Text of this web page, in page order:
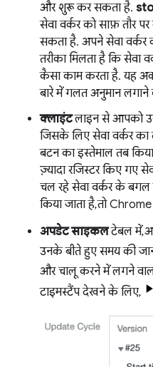
और शुरू कर सकता है.
सेवा वर्कर को साफ़ तौर
सकता है. अपने सेवा वर्कर
तरीका मिलता है कि सेवा
कैसा काम करता है. यह
बारे में गलत अनुमान लगाने
क्लाइंटलाइन से आपको
जिसके लिए सेवा वर्कर का
बटन का इस्तेमाल तब
ज़्यादा रजिस्टर किए गए
चल रहे सेवा वर्कर के
किया जाता है, तो
अपडेट साइकलटेबल में,
उनके बीते हुए समय की
और चालू करने में लगने
टाइमस्टैंप देखने के लिए,